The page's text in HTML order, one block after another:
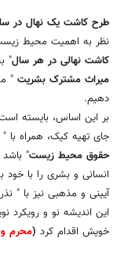
طرح کاشت یک نهال در
نظر به اهمیت محیط
کاشت نهالی در هر سال"
میراث مشترک بشریت "
دهیم.
بر این اساس، بایسته
جای تهیه کیک، همراه
حقوق محیط زیست" باشد
انسانی و بشری را با خود
آیینی و مذهبی نیز با "
این اندیشه نو و رویکرد
خویش اقدام کرد (محرم